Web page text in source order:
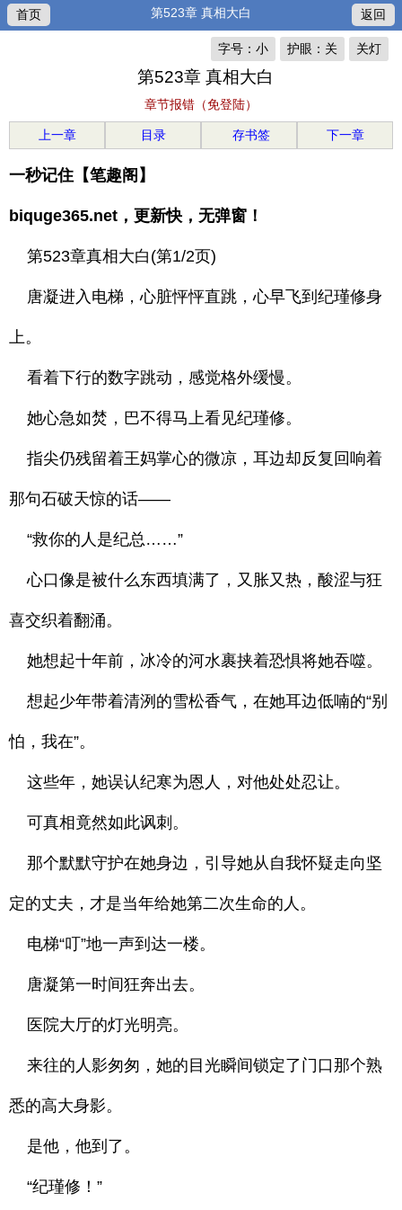
首页 第523章 真相大白 返回
关灯
护眼：关
字号：小
第523章 真相大白
章节报错（免登陆）
上一章 目录 存书签 下一章
一秒记住【笔趣阁】
biquge365.net，更新快，无弹窗！
第523章真相大白(第1/2页)
唐凝进入电梯，心脏怦怦直跳，心早飞到纪瑾修身
上。
看着下行的数字跳动，感觉格外缓慢。
她心急如焚，巴不得马上看见纪瑾修。
指尖仍残留着王妈掌心的微凉，耳边却反复回响着
那句石破天惊的话——
“救你的人是纪总……”
心口像是被什么东西填满了，又胀又热，酸涩与狂
喜交织着翻涌。
她想起十年前，冰冷的河水裹挟着恐惧将她吞噬。
想起少年带着清洌的雪松香气，在她耳边低喃的“别
怕，我在”。
这些年，她误认纪寒为恩人，对他处处忍让。
可真相竟然如此讽刺。
那个默默守护在她身边，引导她从自我怀疑走向坚
定的丈夫，才是当年给她第二次生命的人。
电梯“叮”地一声到达一楼。
唐凝第一时间狂奔出去。
医院大厅的灯光明亮。
来往的人影匆匆，她的目光瞬间锁定了门口那个熟
悉的高大身影。
是他，他到了。
“纪瑾修！”